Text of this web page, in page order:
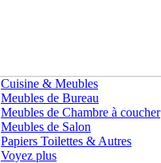
Cuisine & Meubles
Meubles de Bureau
Meubles de Chambre à coucher
Meubles de Salon
Papiers Toilettes & Autres
Voyez plus